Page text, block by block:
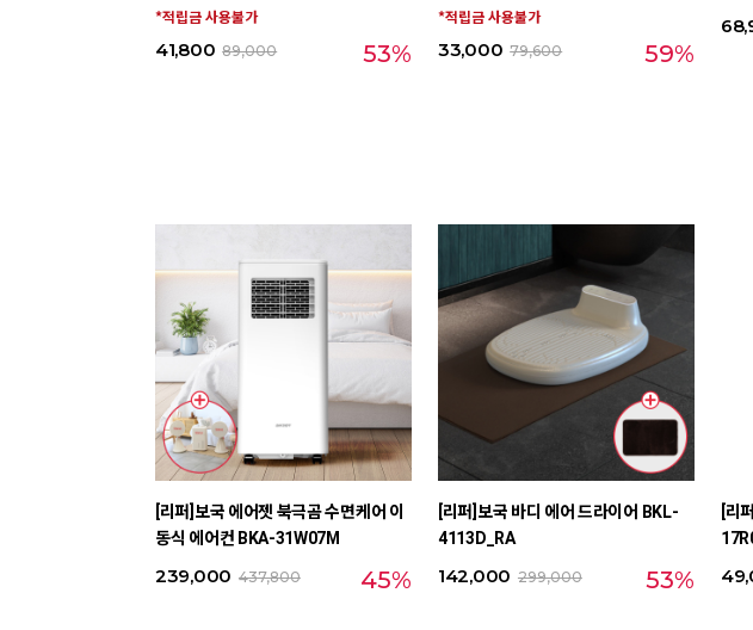
*적립금 사용불가
53%
41,800 89,000
*적립금 사용불가
59%
33,000 79,600
[리퍼]보국 에어젯 북극곰 수면케어 이
동식 에어컨 BKA-31W07M
45%
239,000 437,800
[리퍼]보국 바디 에어 드라이어 BKL-
4113D_RA
53%
142,000 299,000
[리